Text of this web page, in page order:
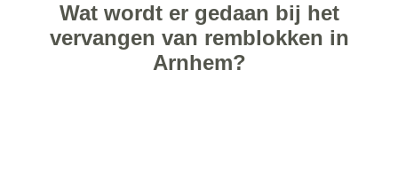
Wat wordt er gedaan bij het
vervangen van remblokken in
Arnhem?